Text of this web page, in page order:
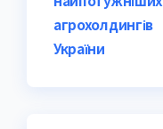
агрохолдингів
України